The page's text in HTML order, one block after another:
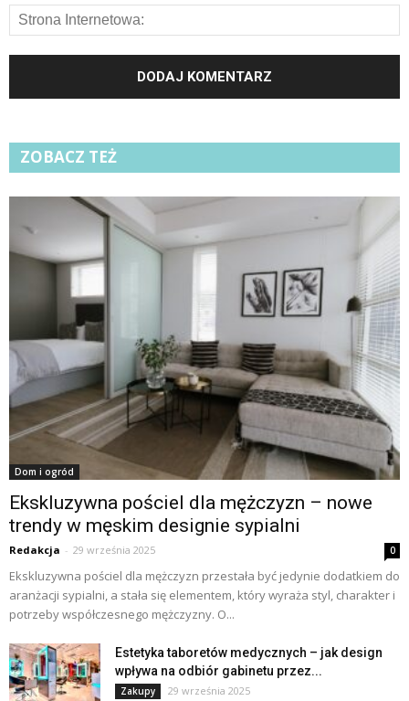
ZOBACZ TEŻ
Dom i ogród
Ekskluzywna pościel dla mężczyzn – nowe
trendy w męskim designie sypialni
Redakcja - 29 września 2025 0
Ekskluzywna pościel dla mężczyzn przestała być jedynie dodatkiem do
aranżacji sypialni, a stała się elementem, który wyraża styl, charakter i
potrzeby współczesnego mężczyzny. O...
Estetyka taboretów medycznych – jak design
wpływa na odbiór gabinetu przez...
Zakupy 29 września 2025